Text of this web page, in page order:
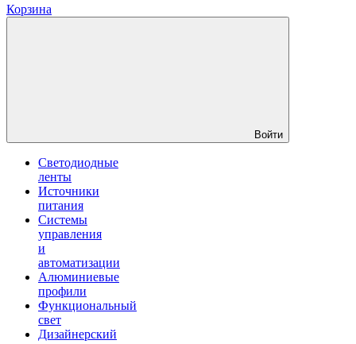
Корзина
Войти
Светодиодные
ленты
Источники
питания
Системы
управления
и
автоматизации
Алюминиевые
профили
Функциональный
свет
Дизайнерский